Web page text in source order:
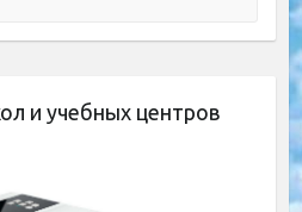
и учебных центров